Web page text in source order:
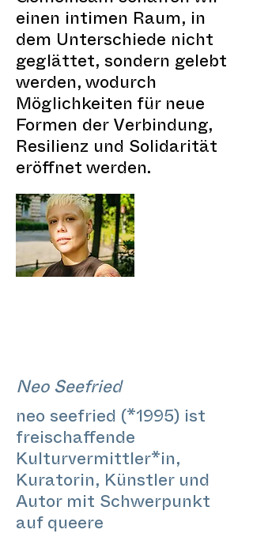
einen intimen Raum, in
dem Unterschiede nicht
geglättet, sondern gelebt
werden, wodurch
Möglichkeiten für neue
Formen der Verbindung,
Resilienz und Solidarität
eröffnet werden.
Neo Seefried
neo seefried (*1995) ist
freischaffende
Kulturvermittler*in,
Kuratorin, Künstler und
Autor mit Schwerpunkt
auf queere